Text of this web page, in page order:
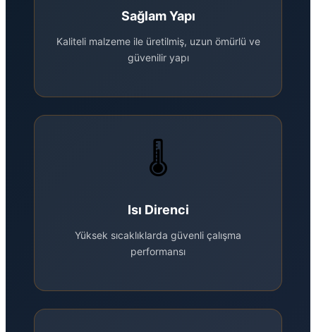
Sağlam Yapı
Kaliteli malzeme ile üretilmiş, uzun ömürlü ve
güvenilir yapı
🌡️
Isı Direnci
Yüksek sıcaklıklarda güvenli çalışma
performansı